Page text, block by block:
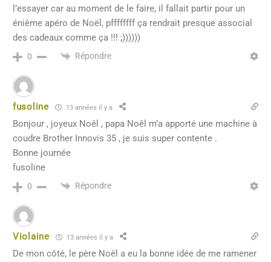
l’essayer car au moment de le faire, il fallait partir pour un
énième apéro de Noël, pffffffff ça rendrait presque associal
des cadeaux comme ça !!! ;))))))
0 Répondre
fusoline 13 années il y a
Bonjour , joyeux Noêl , papa Noêl m’a apporté une machine à
coudre Brother Innovis 35 , je suis super contente .
Bonne journée
fusoline
0 Répondre
Violaine 13 années il y a
De mon côté, le père Noël a eu la bonne idée de me ramener